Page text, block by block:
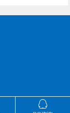
